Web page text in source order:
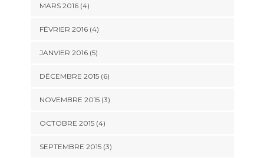
MARS 2016(4)
FÉVRIER 2016(4)
JANVIER 2016(5)
DÉCEMBRE 2015(6)
NOVEMBRE 2015(3)
OCTOBRE 2015(4)
SEPTEMBRE 2015(3)